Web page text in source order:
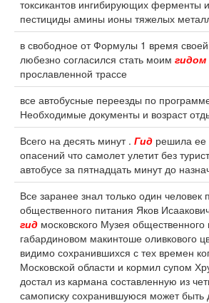
токсикантов ингибирующих ферменты
пестициды амины ионы тяжелых
в свободное от Формулы 1 время
любезно согласился стать моим гидом
прославленной трассе
все автобусные переезды по
Необходимые документы и возраст
Всего на десять минут . Гид решила ее
опасений что самолет улетит без
автобусе за пятнадцать минут до
Все заранее знал только один
общественного питания Яков
гид московского Музея
габардиновом макинтоше оливкового
видимо сохранившихся с тех времен
Московской области и кормил супом
достал из кармана составленную из
самописку сохранившуюся может